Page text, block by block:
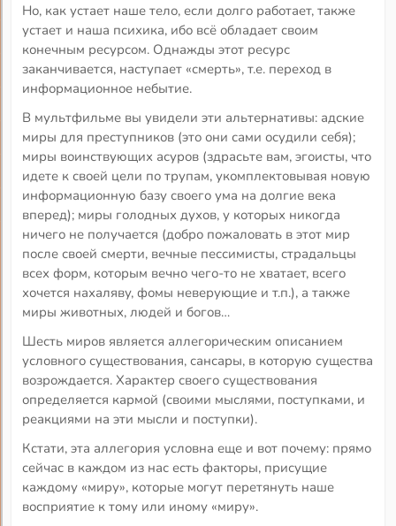
Но, как устает наше тело, если долго работает, также
устает и наша психика, ибо всё обладает своим
конечным ресурсом. Однажды этот ресурс
заканчивается, наступает «смерть», т.е. переход в
информационное небытие.
В мультфильме вы увидели эти альтернативы: адские
миры для преступников (это они сами осудили себя);
миры воинствующих асуров (здрасьте вам, эгоисты, что
идете к своей цели по трупам, укомплектовывая новую
информационную базу своего ума на долгие века
вперед); миры голодных духов, у которых никогда
ничего не получается (добро пожаловать в этот мир
после своей смерти, вечные пессимисты, страдальцы
всех форм, которым вечно чего-то не хватает, всего
хочется нахаляву, фомы неверующие и т.п.), а также
миры животных, людей и богов…
Шесть миров является аллегорическим описанием
условного существования, сансары, в которую существа
возрождается. Характер своего существования
определяется кармой (своими мыслями, поступками, и
реакциями на эти мысли и поступки).
Кстати, эта аллегория условна еще и вот почему: прямо
сейчас в каждом из нас есть факторы, присущие
каждому «миру», которые могут перетянуть наше
восприятие к тому или иному «миру».